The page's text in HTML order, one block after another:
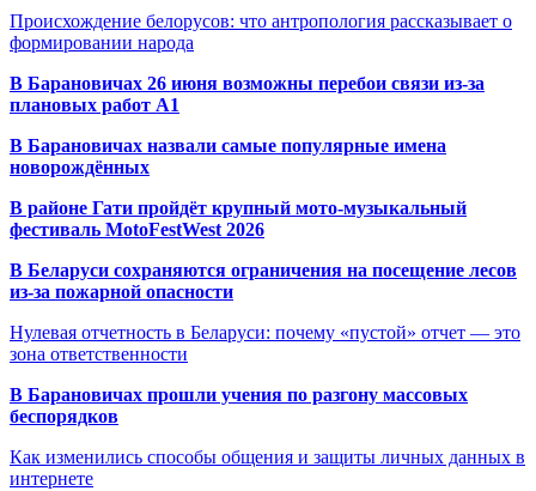
Происхождение белорусов: что антропология рассказывает о
формировании народа
В Барановичах 26 июня возможны перебои связи из-за
плановых работ A1
В Барановичах назвали самые популярные имена
новорождённых
В районе Гати пройдёт крупный мото-музыкальный
фестиваль MotoFestWest 2026
В Беларуси сохраняются ограничения на посещение лесов
из-за пожарной опасности
Нулевая отчетность в Беларуси: почему «пустой» отчет — это
зона ответственности
В Барановичах прошли учения по разгону массовых
беспорядков
Как изменились способы общения и защиты личных данных в
интернете